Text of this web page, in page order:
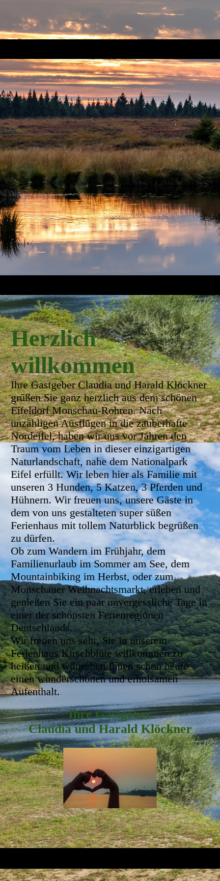
Herzlich
willkommen
Ihre Gastgeber Claudia und Harald Klöckner
grüßen Sie ganz herzlich aus dem schönen
Eifeldorf Monschau-Rohren. Nach
unzähligen Ausflügen in die zauberhafte
Nordeifel, haben wir uns vor Jahren den
Traum vom Leben in dieser einzigartigen
Naturlandschaft, nahe dem Nationalpark
Eifel erfüllt. Wir leben hier als Familie mit
unseren 3 Hunden, 5 Katzen, 3 Pferden und
Hühnern. Wir freuen uns, unsere Gäste in
dem von uns gestalteten super süßen
Ferienhaus mit tollem Naturblick begrüßen
zu dürfen.
Ob zum Wandern im Frühjahr, dem
Familienurlaub im Sommer am See, dem
Mountainbiking im Herbst, oder zum
Monschauer Weihnachtsmarkt, erleben und
genießen Sie ein paar unvergessliche Tage in
einer der schönsten Ferienregionen
Deutschlands.
Wir freuen uns sehr, Sie in unserem
Ferienhaus Kirschblüte willkommen zu
heißen und wünschen Ihnen schon heute
einen wunderschönen und erholsamen
Aufenthalt.
Ihre Gastgeber
Claudia und Harald Klöckner